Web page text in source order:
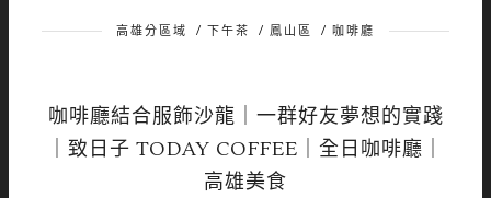
高雄分區域 / 下午茶 / 鳳山區 / 咖啡廳
咖啡廳結合服飾沙龍｜一群好友夢想的實踐
｜致日子 TODAY COFFEE｜全日咖啡廳｜
高雄美食